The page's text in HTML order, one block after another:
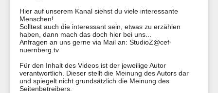
Hier auf unserem Kanal siehst du viele interessante
Menschen!
Solltest auch die interessant sein, etwas zu erzählen
haben, dann mach das doch hier bei uns...
Anfragen an uns gerne via Mail an: StudioZ@cef-
nuernberg.tv
Für den Inhalt des Videos ist der jeweilige Autor
verantwortlich. Dieser stellt die Meinung des Autors dar
und spiegelt nicht grundsätzlich die Meinung des
Seitenbetreibers.